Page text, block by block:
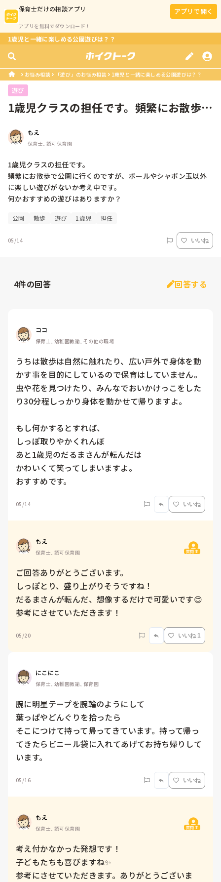
保育士だけの相談アプリ
アプリを無料でダウンロード！
アプリで開く
1歳児と一緒に楽しめる公園遊びは？？
お悩み相談 「遊び」のお悩み相談 1歳児と一緒に楽しめる公園遊びは？？
遊び
1歳児クラスの担任です。頻繁にお散歩で
もえ
保育士, 認可保育園
1歳児クラスの担任です。
頻繁にお散歩で公園に行くのですが、ボールやシャボン玉以外
に楽しい遊びがないか考え中です。
何かおすすめの遊びはありますか？
公園 散歩 遊び 1歳児 担任
05/14 いいね
4件の回答 回答する
ココ
保育士, 幼稚園教諭, その他の職場
うちは散歩は自然に触れたり、広い戸外で身体を動
かす事を目的にしているので保育はしていません。
虫や花を見つけたり、みんなでおいかけっこをした
り30分程しっかり身体を動かせて帰りますよ。
もし何かするとすれば、
しっぽ取りやかくれんぼ
あと1歳児のだるまさんが転んだは
かわいくて笑ってしまいますよ。
おすすめです。
05/14 いいね
もえ
保育士, 認可保育園 質問主
ご回答ありがとうございます。
しっぽとり、盛り上がりそうですね！
だるまさんが転んだ、想像するだけで可愛いです😊
参考にさせていただきます！
05/20 いいね 1
にこにこ
保育士, 幼稚園教諭, 保育園
腕に明星テープを腕輪のようにして
葉っぱやどんぐりを拾ったら
そこにつけて持って帰ってきています。持って帰っ
てきたらビニール袋に入れてあげてお持ち帰りして
います。
05/16 いいね
もえ
保育士, 認可保育園 質問主
考え付かなかった発想です！
子どもたちも喜びますね✨
参考にさせていただきます。ありがとうございま